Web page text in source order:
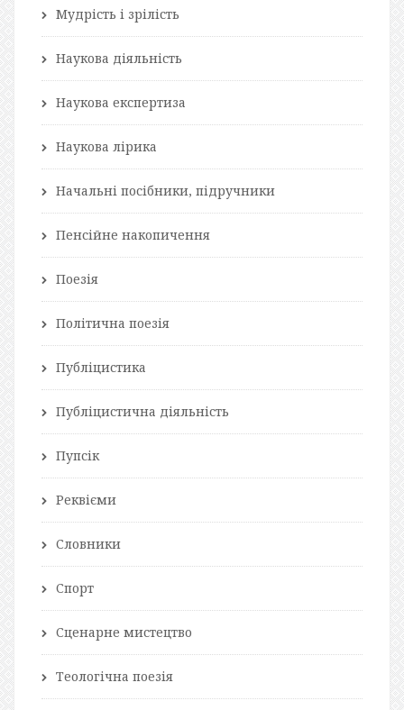
Мудрість і зрілість
Наукова діяльність
Наукова експертиза
Наукова лірика
Начальні посібники, підручники
Пенсійне накопичення
Поезія
Політична поезія
Публіцистика
Публіцистична діяльність
Пупсік
Реквієми
Словники
Спорт
Сценарне мистецтво
Теологічна поезія